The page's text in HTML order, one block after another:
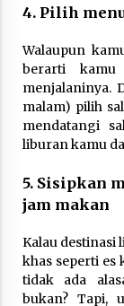
4. Pilih
Walaupun
berarti kamu
menjalaninya.
malam) pilih
mendatangi
liburan kamu
5. Sisipkan
jam makan
Kalau
khas seperti es
tidak ada
bukan? Tapi,